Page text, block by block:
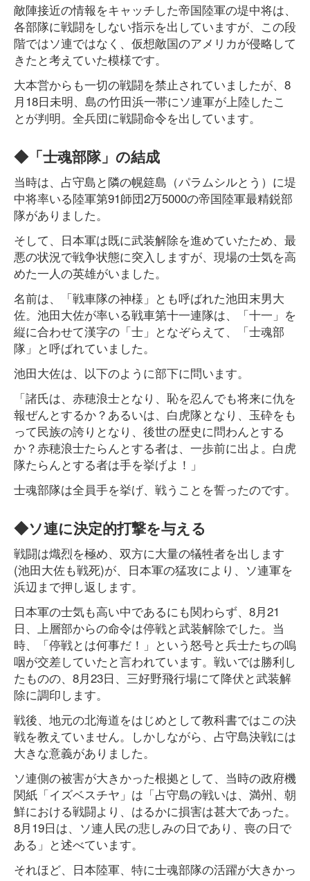
敵陣接近の情報をキャッチした帝国陸軍の堤中将は、
各部隊に戦闘をしない指示を出していますが、この段
階ではソ連ではなく、仮想敵国のアメリカが侵略して
きたと考えていた模様です。
大本営からも一切の戦闘を禁止されていましたが、8
月18日未明、島の竹田浜一帯にソ連軍が上陸したこ
とが判明。全兵団に戦闘命令を出しています。
◆「士魂部隊」の結成
当時は、占守島と隣の幌筵島（パラムシルとう）に堤
中将率いる陸軍第91師団2万5000の帝国陸軍最精鋭部
隊がありました。
そして、日本軍は既に武装解除を進めていたため、最
悪の状況で戦争状態に突入しますが、現場の士気を高
めた一人の英雄がいました。
名前は、「戦車隊の神様」とも呼ばれた池田末男大
佐。池田大佐が率いる戦車第十一連隊は、「十一」を
縦に合わせて漢字の「士」となぞらえて、「士魂部
隊」と呼ばれていました。
池田大佐は、以下のように部下に問います。
「諸氏は、赤穂浪士となり、恥を忍んでも将来に仇を
報ぜんとするか？あるいは、白虎隊となり、玉砕をも
って民族の誇りとなり、後世の歴史に問わんとする
か？赤穂浪士たらんとする者は、一歩前に出よ。白虎
隊たらんとする者は手を挙げよ！」
士魂部隊は全員手を挙げ、戦うことを誓ったのです。
◆ソ連に決定的打撃を与える
戦闘は熾烈を極め、双方に大量の犠牲者を出します
(池田大佐も戦死)が、日本軍の猛攻により、ソ連軍を
浜辺まで押し返します。
日本軍の士気も高い中であるにも関わらず、8月21
日、上層部からの命令は停戦と武装解除でした。当
時、「停戦とは何事だ！」という怒号と兵士たちの嗚
咽が交差していたと言われています。戦いでは勝利し
たものの、8月23日、三好野飛行場にて降伏と武装解
除に調印します。
戦後、地元の北海道をはじめとして教科書ではこの決
戦を教えていません。しかしながら、占守島決戦には
大きな意義がありました。
ソ連側の被害が大きかった根拠として、当時の政府機
関紙「イズベスチヤ」は「占守島の戦いは、満州、朝
鮮における戦闘より、はるかに損害は甚大であった。
8月19日は、ソ連人民の悲しみの日であり、喪の日で
ある」と述べています。
それほど、日本陸軍、特に士魂部隊の活躍が大きかっ